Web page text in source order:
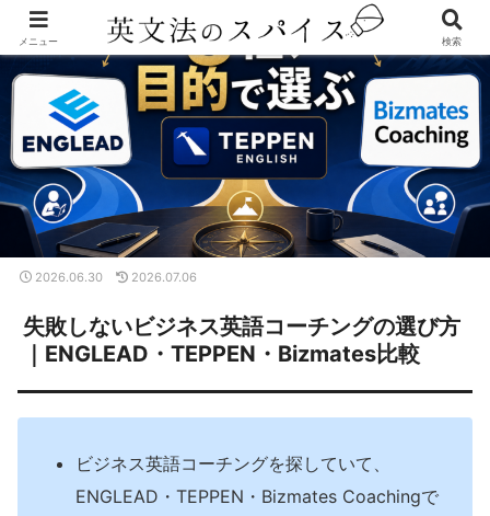
失敗しないビジネス英語コーチングの選び方
｜ENGLEAD・TEPPEN・Bizmates比較
2026.06.30 2026.07.06
ビジネス英語コーチングを探していて、
ENGLEAD・TEPPEN・Bizmates Coachingで
メニュー 検索